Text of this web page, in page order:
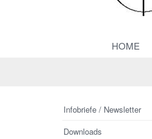
HOME
Infobriefe / Newsletter
Downloads